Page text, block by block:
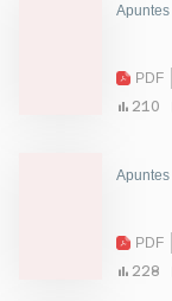
Apuntes
PDF
210
Apuntes
PDF
228